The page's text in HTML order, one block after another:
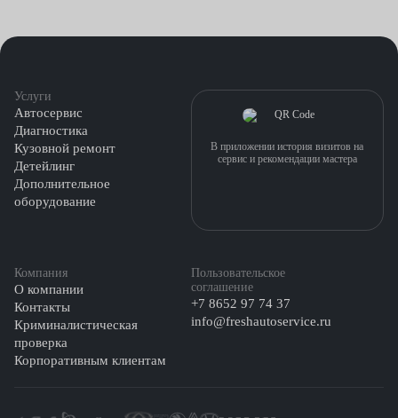
Услуги
Автосервис
Диагностика
Кузовной ремонт
Детейлинг
Дополнительное
оборудование
Компания
О компании
Контакты
Криминалистическая
проверка
Корпоративным клиентам
Пользовательское
соглашение
+7 8652 97 74 37
info@freshautoservice.ru
В приложении история визитов на
сервис и рекомендации мастера